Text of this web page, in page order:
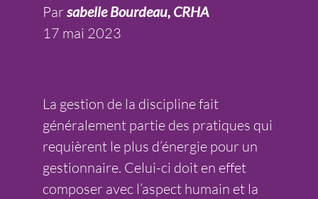
Parsabelle Bourdeau, CRHA
17 mai 2023
La gestion de la discipline fait
généralement partie des pratiques qui
requièrent le plus d’énergie pour un
gestionnaire. Celui-ci doit en effet
composer avec l’aspect humain et la